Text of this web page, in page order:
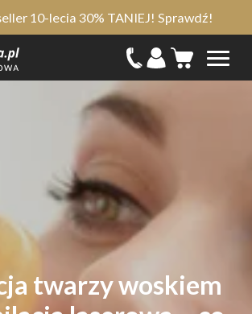
10-lecia 30% TANIEJ! Sprawdź!
twarzy woskiem